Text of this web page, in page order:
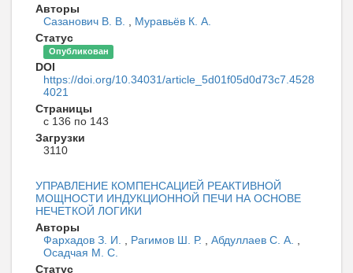
Авторы
Сазанович В. В. , Муравьёв К. А.
Статус
Опубликован
DOI
https://doi.org/10.34031/article_5d01f05d0d73c7.4528
4021
Страницы
с 136 по 143
Загрузки
3110
УПРАВЛЕНИЕ КОМПЕНСАЦИЕЙ РЕАКТИВНОЙ
МОЩНОСТИ ИНДУКЦИОННОЙ ПЕЧИ НА ОСНОВЕ
НЕЧЕТКОЙ ЛОГИКИ
Авторы
Фархадов З. И. , Рагимов Ш. Р. , Абдуллаев С. А. ,
Осадчая М. С.
Статус